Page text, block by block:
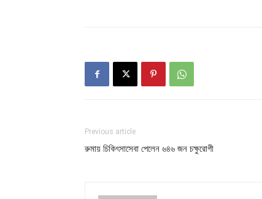
Previous article
রুমায় চিকিৎসাসেবা পেলেন ৬৪৬ জন চক্ষুরোগী